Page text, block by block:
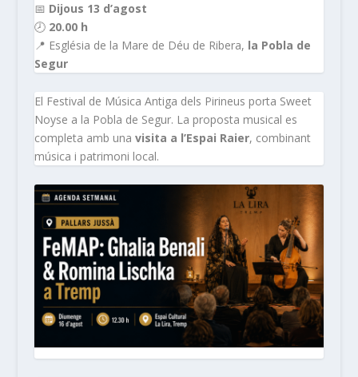
📅 Dijous 13 d’agost
🕗 20.00 h
📍 Església de la Mare de Déu de Ribera, la Pobla de
Segur
El Festival de Música Antiga dels Pirineus porta Sweet
Noyse a la Pobla de Segur. La proposta musical es
completa amb una visita a l’Espai Raier, combinant
música i patrimoni local.